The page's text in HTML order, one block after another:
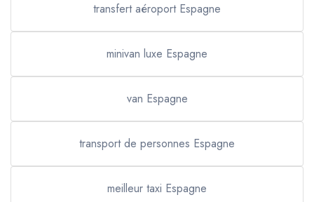
transfert aéroport Espagne
minivan luxe Espagne
van Espagne
transport de personnes Espagne
meilleur taxi Espagne